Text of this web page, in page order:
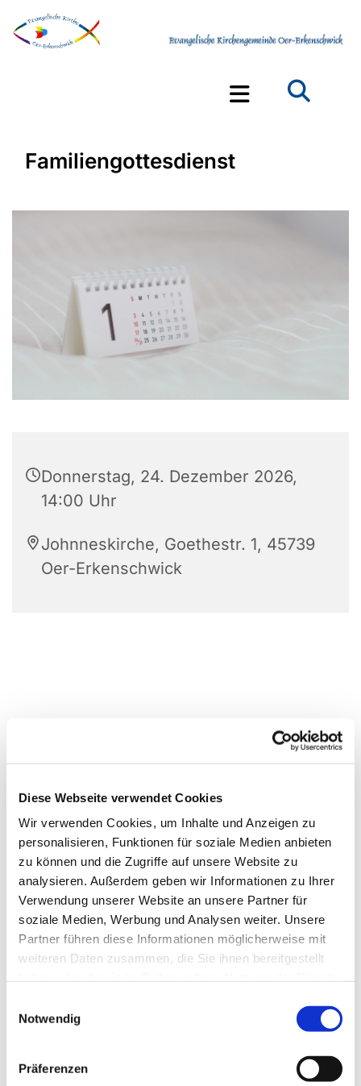
Diese Webseite verwendet Cookies
Wir verwenden Cookies, um Inhalte und Anzeigen zu
personalisieren, Funktionen für soziale Medien anbieten
zu können und die Zugriffe auf unsere Website zu
analysieren. Außerdem geben wir Informationen zu Ihrer
Verwendung unserer Website an unsere Partner für
soziale Medien, Werbung und Analysen weiter. Unsere
Partner führen diese Informationen möglicherweise mit
weiteren Daten zusammen, die Sie ihnen bereitgestellt
Notwendig
Präferenzen
Familiengottesdienst
Donnerstag, 24. Dezember 2026,
14:00 Uhr
Johnneskirche, Goethestr. 1, 45739
Oer-Erkenschwick
Dies könnte Sie auch